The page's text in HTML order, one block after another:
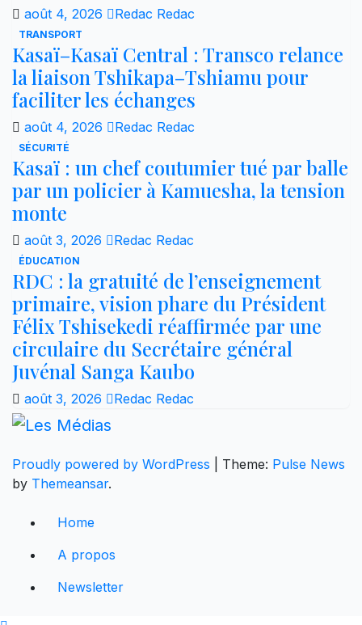
août 4, 2026 Redac Redac
TRANSPORT
Kasaï–Kasaï Central : Transco relance
la liaison Tshikapa–Tshiamu pour
faciliter les échanges
août 4, 2026 Redac Redac
SÉCURITÉ
Kasaï : un chef coutumier tué par balle
par un policier à Kamuesha, la tension
monte
août 3, 2026 Redac Redac
ÉDUCATION
RDC : la gratuité de l’enseignement
primaire, vision phare du Président
Félix Tshisekedi réaffirmée par une
circulaire du Secrétaire général
Juvénal Sanga Kaubo
août 3, 2026 Redac Redac
Proudly powered by WordPress Theme: Pulse News
by Themeansar.
Home
A propos
Newsletter